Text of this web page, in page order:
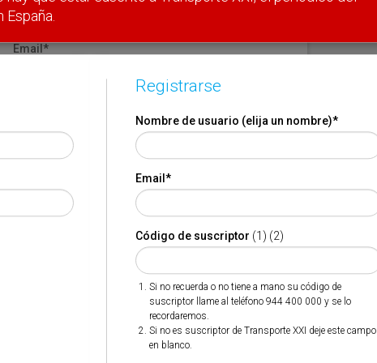
Email *
Si no recuerda o no tiene a mano su código de suscriptor
llame al teléfono 944 400 000 y se lo recordaremos.
Si no es suscriptor de Transporte XXI deje este campo en
Por favor indique que ha leído y está de acuerdo con las
Registrarse
Nombre de usuario (elija un nombre)*
Email *
Código de suscriptor (1) (2)
Si no recuerda o no tiene a mano su código de
suscriptor llame al teléfono 944 400 000 y se lo
recordaremos.
Si no es suscriptor de Transporte XXI deje este campo
en blanco.